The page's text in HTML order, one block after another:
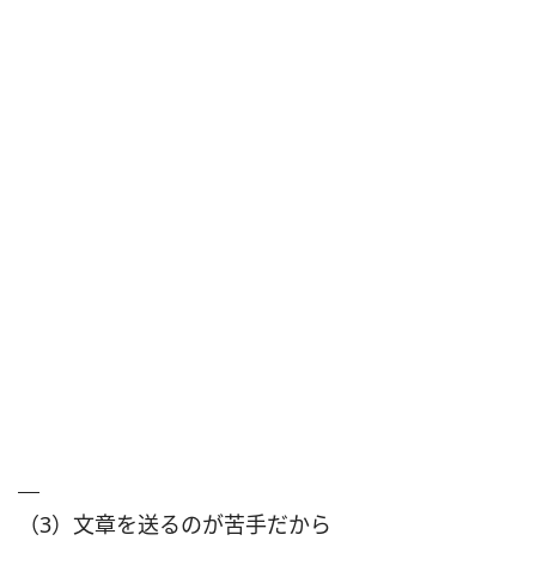
（3）文章を送るのが苦手だから